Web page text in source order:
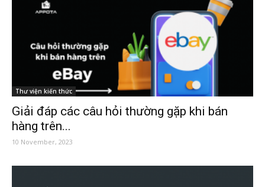
Thư viện kiến thức
Giải đáp các câu hỏi thường gặp khi bán
hàng trên...
10 November, 2023